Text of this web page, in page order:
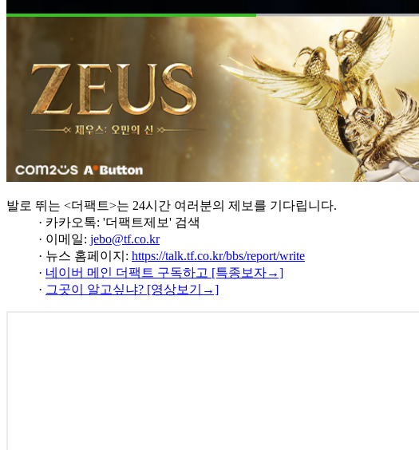
발로 뛰는 <더팩트>는 24시간 여러분의 제보를 기다립니다.
· 카카오톡: '더팩트제보' 검색
· 이메일: jebo@tf.co.kr
· 뉴스 홈페이지: https://talk.tf.co.kr/bbs/report/write
· 네이버 메인 더팩트 구독하고 [특종보자→]
· 그곳이 알고싶냐? [영상보기→]